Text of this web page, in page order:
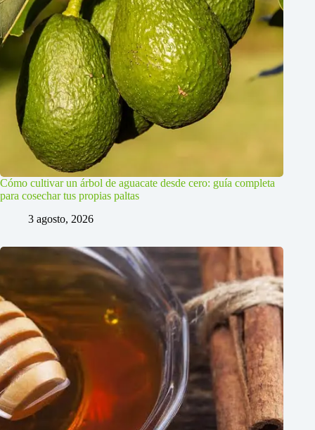
Cómo cultivar un árbol de aguacate desde cero: guía completa
para cosechar tus propias paltas
3 agosto, 2026